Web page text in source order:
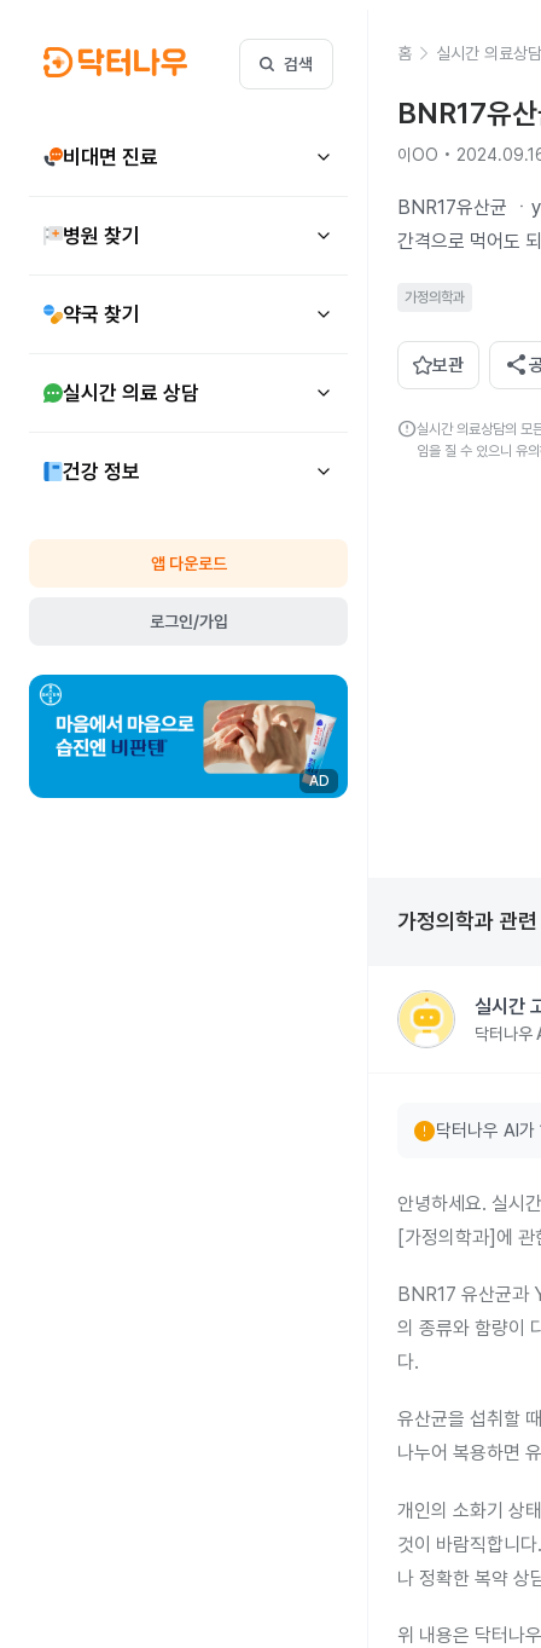
검색
비대면 진료
병원 찾기
약국 찾기
실시간 의료 상담
건강 정보
앱 다운로드
로그인/가입
AD
홈 실시간 의료상담
BNR17유
이OO •
BNR17유산균 ㆍ
간격으로 먹어도
가정의학과
보관 share
error실시간 의료상담의 모
임을 질 수 있으니 유
가정의학과 관련
실시간
닥터나우
error닥터나우 AI
안녕하세요. 실시
[가정의학과]에 관
BNR17 유산균과
의 종류와 함량이
다.
유산균을 섭취할
나누어 복용하면
개인의 소화기 상
것이 바람직합니
나 정확한 복약 상
위 내용은 닥터나